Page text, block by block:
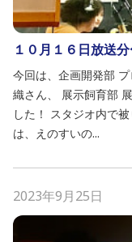
１０月１６日放送
今回は、企画開発部
織さん、 展示飼育部
した！ スタジオ内で
は、えのすいの...
2023年9月25日